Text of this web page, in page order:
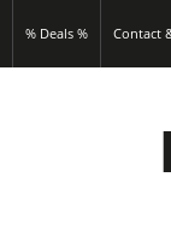
% Deals % Contact